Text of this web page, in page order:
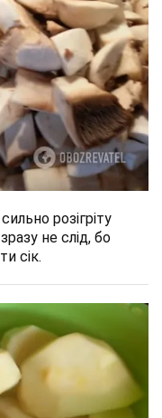
розігріту
не слід, бо
сік.